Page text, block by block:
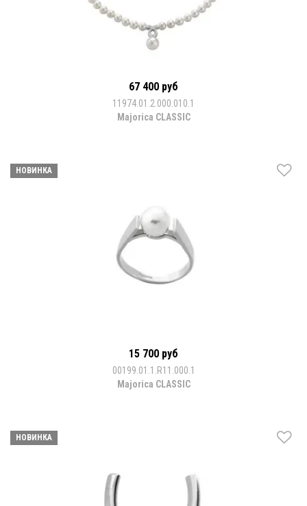
67 400 руб
11974.01.2.000.010.1
Majorica CLASSIC
НОВИНКА
15 700 руб
00199.01.1.R11.000.1
Majorica CLASSIC
НОВИНКА